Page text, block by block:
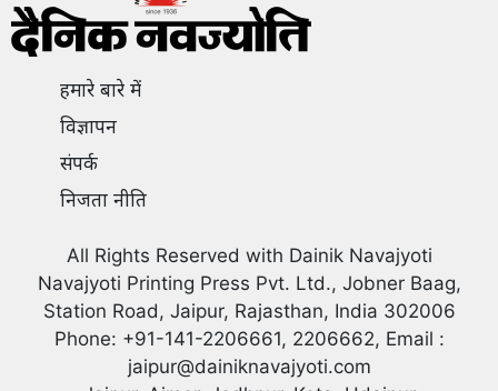
हमारे बारे में
विज्ञापन
संपर्क
निजता नीति
All Rights Reserved with Dainik Navajyoti
Navajyoti Printing Press Pvt. Ltd., Jobner Baag,
Station Road, Jaipur, Rajasthan, India 302006
Phone: +91-141-2206661, 2206662, Email :
jaipur@dainiknavajyoti.com